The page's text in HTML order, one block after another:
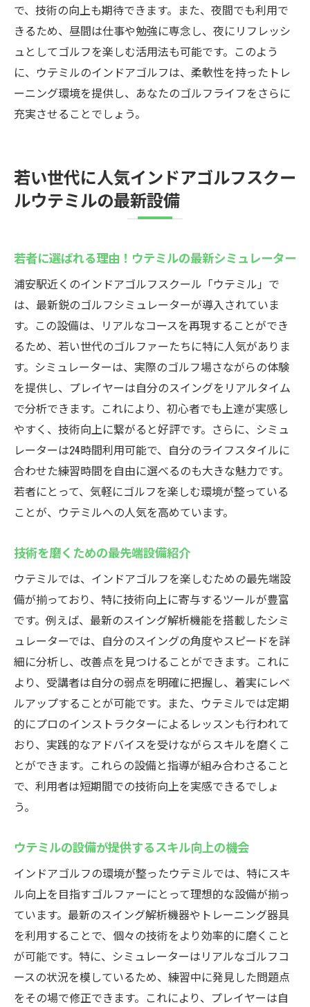
で、技術の向上も期待できます。また、夜間でも利用で
きるため、昼間は仕事や勉強に専念し、夜にリフレッシ
ュとしてゴルフを楽しむ活用法も可能です。このよう
に、ウテミルのインドアゴルフは、柔軟性を持ったトレ
ーニング環境を提供し、あなたのゴルフライフをさらに
充実させることでしょう。
若い世代に人気インドアゴルフスクー
ルウテミルの最新設備
若者に選ばれる理由！ウテミルの最新シミュレーター
浦安駅近くのインドアゴルフスクール「ウテミル」で
は、最新鋭のゴルフシミュレーターが導入されていま
す。この設備は、リアルなコースを再現することができ
るため、若い世代のゴルファーたちに特に人気がありま
す。シミュレーターは、実際のゴルフ場さながらの体験
を提供し、プレイヤーは自分のスイングをリアルタイム
で分析できます。これにより、初心者でも上達が実感し
やすく、技術向上に繋がると好評です。さらに、シミュ
レーターは24時間利用可能で、自分のライフスタイルに
合わせた練習時間を自由に選べるのも大きな魅力です。
若者にとって、気軽にゴルフを楽しむ環境が整っている
ことが、ウテミルへの人気を高めています。
技術を磨くための最先端設備紹介
ウテミルでは、インドアゴルフを楽しむための最先端設
備が揃っており、特に技術向上に寄与するツールが豊富
です。例えば、最新のスイング解析機能を搭載したシミ
ュレーターでは、自分のスイングの角度やスピードを詳
細に分析し、改善点を見つけることができます。これに
より、受講者は自分の弱点を明確に把握し、着実にレベ
ルアップすることが可能です。また、ウテミルでは定期
的にプロのインストラクターによるレッスンも行われて
おり、実践的なアドバイスを受けながらスキルを磨くこ
とができます。これらの設備と指導が組み合わさること
で、利用者は短期間での技術向上を実感できるでしょ
う。
ウテミルの設備が提供するスキル向上の機会
インドアゴルフの環境が整ったウテミルでは、特にスキ
ル向上を目指すゴルファーにとって理想的な設備が揃っ
ています。最新のスイング解析機器やトレーニング器具
を利用することで、個々の技術をより効率的に磨くこと
が可能です。特に、シミュレーターはリアルなゴルフコ
ースの状況を模しているため、練習中に発見した問題点
をその場で修正できます。これにより、プレイヤーは自